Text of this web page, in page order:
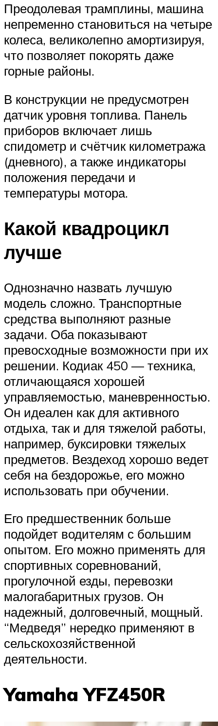
Преодолевая трамплины, машина
непременно становиться на четыре
колеса, великолепно амортизируя,
что позволяет покорять даже
горные районы.
В конструкции не предусмотрен
датчик уровня топлива. Панель
приборов включает лишь
спидометр и счётчик километража
(дневного), а также индикаторы
положения передачи и
температуры мотора.
Какой квадроцикл
лучше
Однозначно назвать лучшую
модель сложно. Транспортные
средства выполняют разные
задачи. Оба показывают
превосходные возможности при их
решении. Кодиак 450 — техника,
отличающаяся хорошей
управляемостью, маневренностью.
Он идеален как для активного
отдыха, так и для тяжелой работы,
например, буксировки тяжелых
предметов. Вездеход хорошо ведет
себя на бездорожье, его можно
использовать при обучении.
Его предшественник больше
подойдет водителям с большим
опытом. Его можно применять для
спортивных соревнований,
прогулочной езды, перевозки
малогабаритных грузов. Он
надежный, долговечный, мощный.
“Медведя” нередко применяют в
сельскохозяйственной
деятельности.
Yamaha YFZ450R